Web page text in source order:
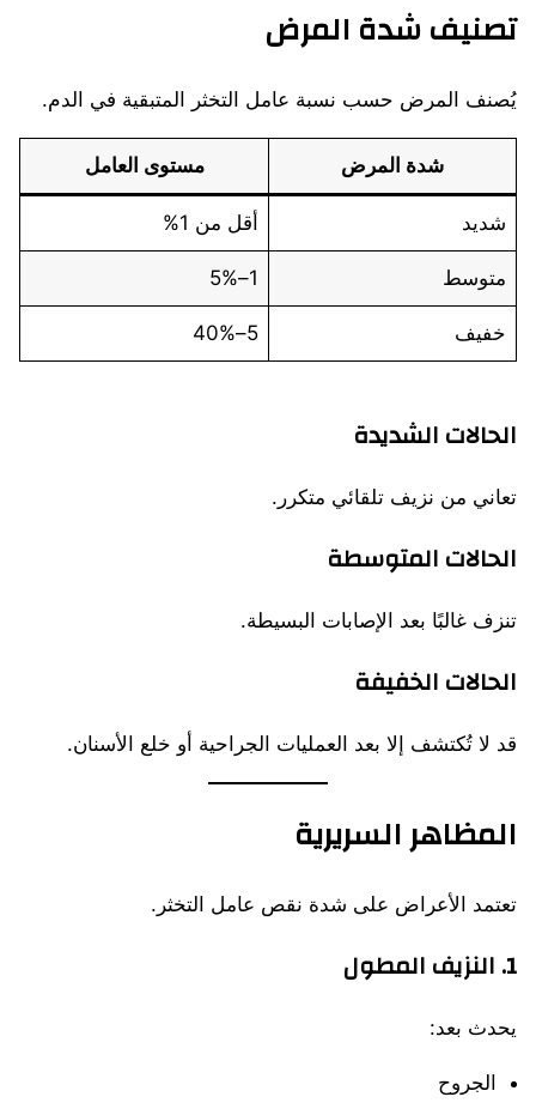
تصنيف شدة المرض
يُصنف المرض حسب نسبة عامل التخثر المتبقية في الدم.
شدة المرض مستوى العامل
شديد أقل من 1%
متوسط 1–5%
خفيف 5–40%
الحالات الشديدة
تعاني من نزيف تلقائي متكرر.
الحالات المتوسطة
تنزف غالبًا بعد الإصابات البسيطة.
الحالات الخفيفة
قد لا تُكتشف إلا بعد العمليات الجراحية أو خلع الأسنان.
المظاهر السريرية
تعتمد الأعراض على شدة نقص عامل التخثر.
1. النزيف المطول
يحدث بعد:
الجروح